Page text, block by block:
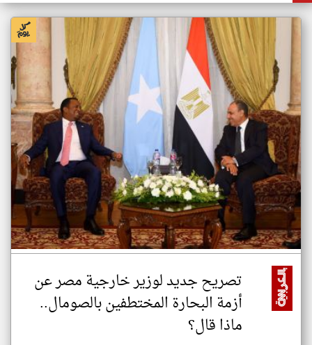
تصريح جديد لوزير خارجية مصر عن
أزمة البحارة المختطفين بالصومال..
ماذا قال؟